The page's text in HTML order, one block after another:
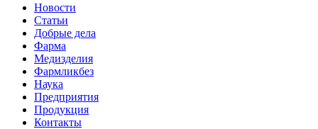
Новости
Статьи
Добрые дела
Фарма
Медизделия
Фармликбез
Наука
Предприятия
Продукция
Контакты